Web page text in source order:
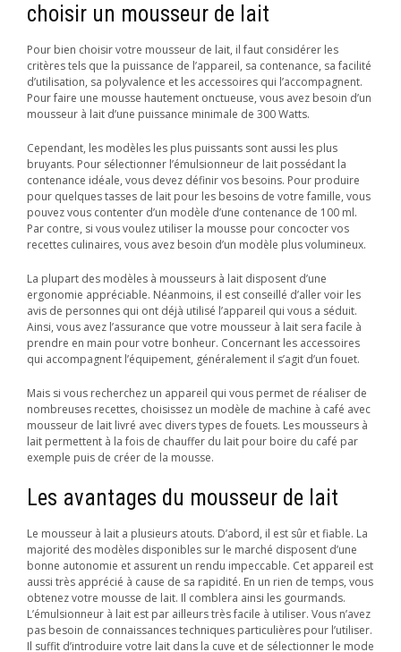
choisir un mousseur de lait
Pour bien choisir votre mousseur de lait, il faut considérer les
critères tels que la puissance de l’appareil, sa contenance, sa facilité
d’utilisation, sa polyvalence et les accessoires qui l’accompagnent.
Pour faire une mousse hautement onctueuse, vous avez besoin d’un
mousseur à lait d’une puissance minimale de 300 Watts.
Cependant, les modèles les plus puissants sont aussi les plus
bruyants. Pour sélectionner l’émulsionneur de lait possédant la
contenance idéale, vous devez définir vos besoins. Pour produire
pour quelques tasses de lait pour les besoins de votre famille, vous
pouvez vous contenter d’un modèle d’une contenance de 100 ml.
Par contre, si vous voulez utiliser la mousse pour concocter vos
recettes culinaires, vous avez besoin d’un modèle plus volumineux.
La plupart des modèles à mousseurs à lait disposent d’une
ergonomie appréciable. Néanmoins, il est conseillé d’aller voir les
avis de personnes qui ont déjà utilisé l’appareil qui vous a séduit.
Ainsi, vous avez l’assurance que votre mousseur à lait sera facile à
prendre en main pour votre bonheur. Concernant les accessoires
qui accompagnent l’équipement, généralement il s’agit d’un fouet.
Mais si vous recherchez un appareil qui vous permet de réaliser de
nombreuses recettes, choisissez un modèle de machine à café avec
mousseur de lait livré avec divers types de fouets. Les mousseurs à
lait permettent à la fois de chauffer du lait pour boire du café par
exemple puis de créer de la mousse.
Les avantages du mousseur de lait
Le mousseur à lait a plusieurs atouts. D’abord, il est sûr et fiable. La
majorité des modèles disponibles sur le marché disposent d’une
bonne autonomie et assurent un rendu impeccable. Cet appareil est
aussi très apprécié à cause de sa rapidité. En un rien de temps, vous
obtenez votre mousse de lait. Il comblera ainsi les gourmands.
L’émulsionneur à lait est par ailleurs très facile à utiliser. Vous n’avez
pas besoin de connaissances techniques particulières pour l’utiliser.
Il suffit d’introduire votre lait dans la cuve et de sélectionner le mode